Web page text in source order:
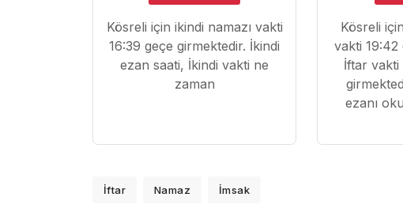
Kösreli için ikindi namazı vakti
16:39 geçe girmektedir. İkindi
ezan saati, İkindi vakti ne
zaman
Kösreli
vakti 19:42
İftar vakti
ezanı
İftar Namaz İmsak